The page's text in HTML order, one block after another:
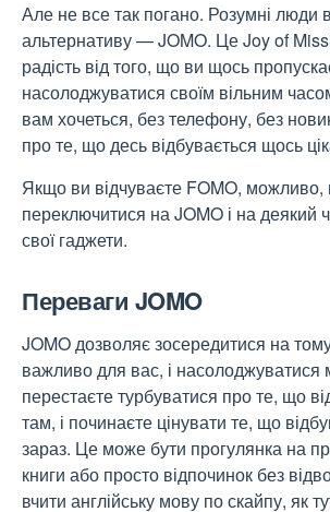
Але не все так погано. Розумні люди
альтернативу — JOMO. Це Joy of
радість від того, що ви щось
насолоджуватися своїм вільним
вам хочеться, без телефону, без
про те, що десь відбувається щось
Якщо ви відчуваєте FOMO, можливо,
переключитися на JOMO і на деякий
свої гаджети.
Переваги JOMO
JOMO дозволяє зосередитися на
важливо для вас, і
перестаєте турбуватися про те, що
там, і починаєте цінувати те, що
зараз. Це може бути прогулянка на
книги або просто відпочинок без
вчити англійську мову по скайпу, як